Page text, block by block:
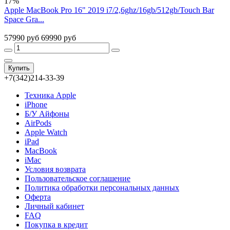
Apple MacBook Pro 16" 2019 i7/2,6ghz/16gb/512gb/Touch Bar
Space Gra...
57990 руб 69990 руб
Купить
+7(342)214-33-39
Техника Apple
iPhone
Б/У Айфоны
AirPods
Apple Watch
iPad
MacBook
iMac
Условия возврата
Пользовательское соглашение
Политика обработки персональных данных
Оферта
Личный кабинет
FAQ
Покупка в кредит